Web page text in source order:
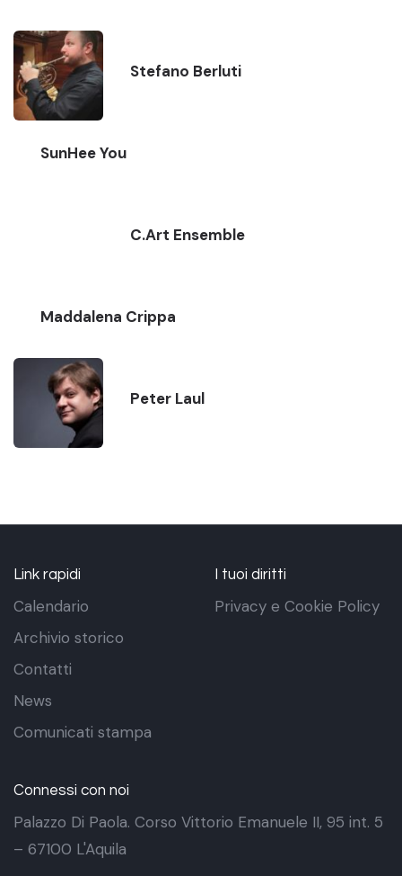
Stefano Berluti
SunHee You
C.Art Ensemble
Maddalena Crippa
Peter Laul
Link rapidi
Calendario
Archivio storico
Contatti
News
Comunicati stampa
I tuoi diritti
Privacy e Cookie Policy
Connessi con noi
Palazzo Di Paola. Corso Vittorio Emanuele II, 95 int. 5
– 67100 L'Aquila